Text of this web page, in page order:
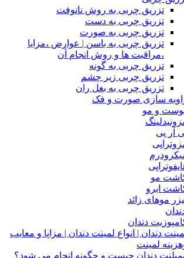
تزریق چربی به روش نانوفت
تزریق چربی به دست
تزریق چربی به صورت
تزریق چربی به باسن | عوارض ،مزایا
،مراقبت ها و روش انجام آن
تزریق چربی به گونه
تزریق چربی زیر چشم
تزریق چربی به بغل ران
سازی صورت و فک
پوست و مو
آر پی
مو
ابرو
موهای زائد
دندان
دندان | انواع لمینت دندان | مزاپا و معایب
لمینت
ایمپلنت دندان چیست و چگونه انجام می شود؟